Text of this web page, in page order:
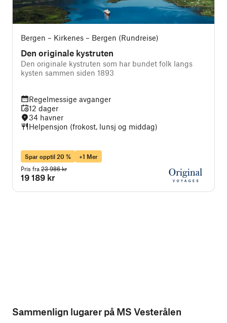
Bergen – Kirkenes – Bergen (Rundreise)
Den originale kystruten
Den originale kystruten som har bundet folk langs
kysten sammen siden 1893
Regelmessige avganger
12 dager
34 havner
Helpensjon (frokost, lunsj og middag)
Spar opptil 20 %
+1 Mer
Pris fra 23 986 kr
19 189 kr
Sammenlign lugarer på MS Vesterålen